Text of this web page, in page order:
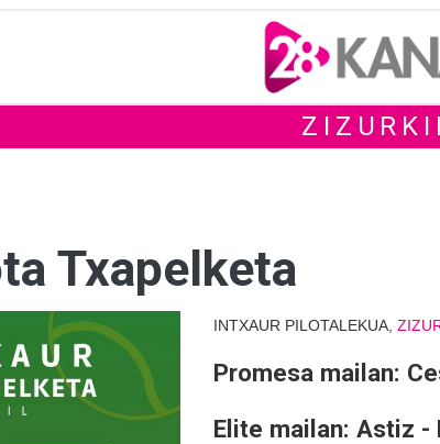
Txapelketa
INTXAUR PILOTALEKUA,
Promesa mailan:
Elite mailan: Astiz -